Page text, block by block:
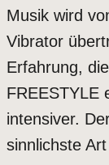
Musik wird
Vibrator
Erfahrung,
FREESTYLE
intensiver.
sinnlichste